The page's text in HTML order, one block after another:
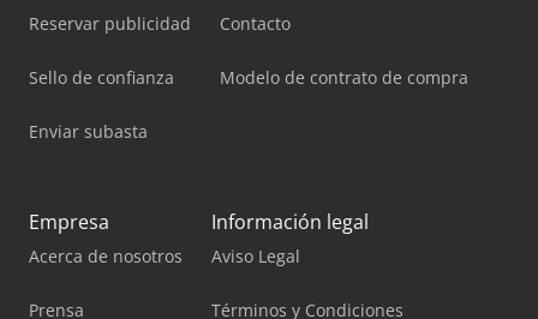
Reservar publicidad
Sello de confianza
Enviar subasta
Contacto
Modelo de contrato de compra
Empresa
Acerca de nosotros
Prensa
Información legal
Aviso Legal
Términos y Condiciones